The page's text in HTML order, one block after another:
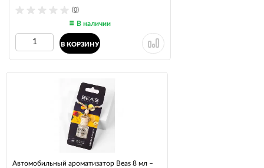
(0)
В наличии
В КОРЗИНУ
Автомобильный ароматизатор Beas 8 мл –